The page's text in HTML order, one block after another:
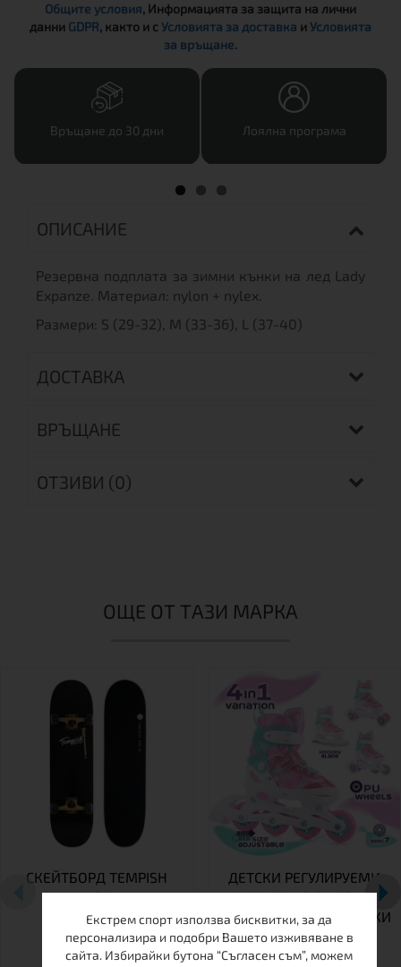
Общите условия, Информацията за защита на лични
данни GDPR, както и сУсловията за доставка иУсловията
за връщане.
Връщане до 30 дни Лоялна програма
ОПИСАНИЕ
Резервна подплата за зимни кънки на лед Lady
Expanze. Материал: nylon + nylex.
Размери: S (29-32), M (33-36), L (37-40)
ДОСТАВКА
ВРЪЩАНЕ
ОТЗИВИ (0)
ОЩЕ ОТ ТАЗИ МАРКА
СКЕЙТБОРД TEMPISH
EMPTY
ДЕТСКИ РЕГУЛИРУЕМИ
КЪНКИ TEMPISH TRILO 4
В 1 GIRL – РОЛЕРИ, КЪНКИ
ЗА ЛЕД И РОЛКОВИ
КЪНКИ В ЕДНО
Екстрем спорт използва бисквитки, за да
персонализира и подобри Вашето изживяване в
сайта. Избирайки бутона “Съгласен съм”, можем